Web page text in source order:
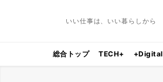
いい仕事は、いい暮らしから
総合トップ TECH+ +Digital